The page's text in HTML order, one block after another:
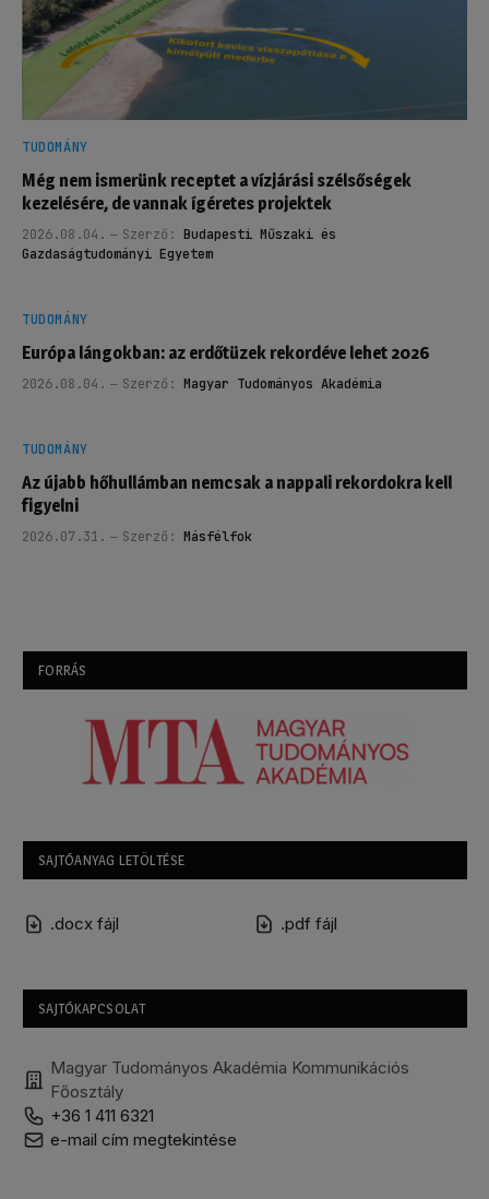
TUDOMÁNY
Még nem ismerünk receptet a vízjárási szélsőségek
kezelésére, de vannak ígéretes projektek
2026.08.04. Szerző: Budapesti Műszaki és
Gazdaságtudományi Egyetem
TUDOMÁNY
Európa lángokban: az erdőtüzek rekordéve lehet 2026
2026.08.04. Szerző: Magyar Tudományos Akadémia
TUDOMÁNY
Az újabb hőhullámban nemcsak a nappali rekordokra kell
figyelni
2026.07.31. Szerző: Másfélfok
FORRÁS
SAJTÓANYAG LETÖLTÉSE
.docx fájl .pdf fájl
SAJTÓKAPCSOLAT
Magyar Tudományos Akadémia Kommunikációs
Főosztály
+36 1 411 6321
e-mail cím megtekintése